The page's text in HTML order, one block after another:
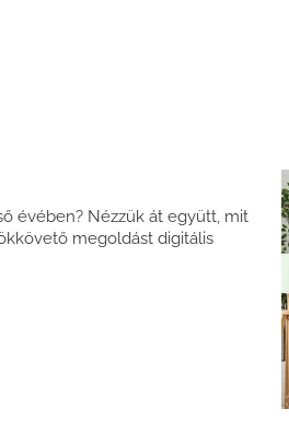
évében? Nézzük át együtt, mit
megoldást digitális